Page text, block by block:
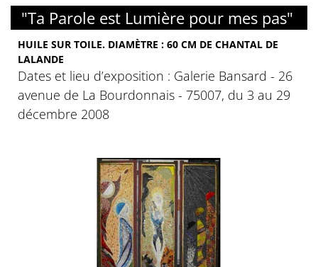
"Ta Parole est Lumière pour mes pas"
HUILE SUR TOILE. DIAMÈTRE : 60 CM DE CHANTAL DE
LALANDE
Dates et lieu d’exposition : Galerie Bansard - 26
avenue de La Bourdonnais - 75007, du 3 au 29
décembre 2008